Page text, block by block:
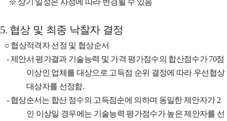
5. 협상 및 최종 낙찰자 결정
○ 협상적격자 선정 및 협상순서
-제안서 평가결과 기술능력 및 가격 평가점수의 합산점수가70점
이상인 업체를 대상으로 고득점 순위 결정에 따라 우선협상
대상자를 선정함.
- 협상순서는 합산 점수의 고득점순에 의하며 동일한 제안자가 2
인 이상일 경우에는 기술능력 평가점수가 높은 제안자를 선